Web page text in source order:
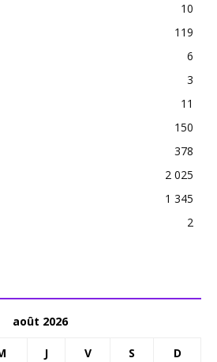
10
119
6
3
11
150
378
2 025
1 345
2
août 2026
J V S D